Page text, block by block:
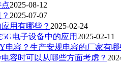
2025-08-12
2025-07-07
用有哪些？ 2025-02-24
电子设备中的应用 2025-02-11
电容？生产安规电容的厂家有哪
容时可以从哪些方面考虑？